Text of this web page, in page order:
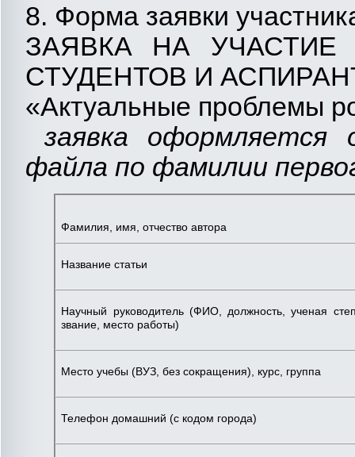
8. Форма заявки
ЗАЯВКА НА УЧАСТИЕ
СТУДЕНТОВ И
«Актуальные проблемы
заявка оформляется
файла по фамилии
Фамилия, имя, отчество автора
Название статьи
Научный руководитель (ФИО, должность, ученая
звание, место работы)
Место учебы (ВУЗ, без сокращения), курс, группа
Телефон домашний (с кодом города)